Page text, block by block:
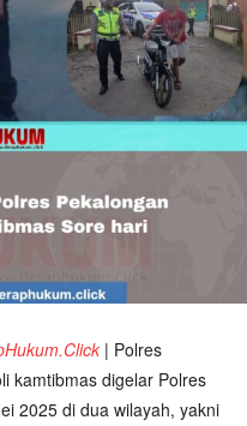
| Polres
kamtibmas digelar Polres
2025 di dua wilayah, yakni